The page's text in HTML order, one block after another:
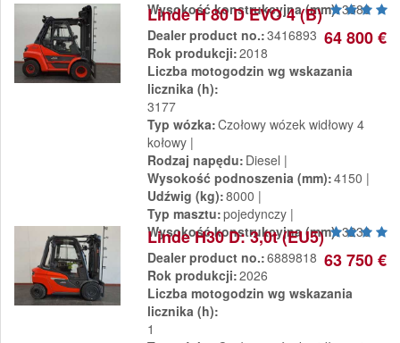
Wysokość konstrukcyjna (mm) 3580
64 800 €
Linde H 80 D EVO 4 (B)
Dealer product no. 3416893
Rok produkcji 2018
Liczba motogodzin wg wskazania
licznika (h)
3177
Typ wózka Czołowy wózek widłowy 4
kołowy
Rodzaj napędu Diesel
Wysokość podnoszenia (mm) 4150
Udźwig (kg) 8000
Typ masztu pojedynczy
Wysokość konstrukcyjna (mm) 3230
63 750 €
Linde H30 D: 3,0t (EU5)
Dealer product no. 6889818
Rok produkcji 2026
Liczba motogodzin wg wskazania
licznika (h)
1